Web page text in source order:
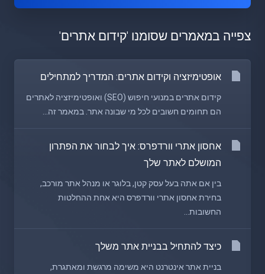
צפייה במאמרים שסומנו 'קידום אתרים'
אופטימיזציה וקידום אתרים: המדריך למתחילים
קידום אתרים במנועי חיפוש (SEO) ואופטימיזציה לאתרים
הם תחומים חשובים לכל מי שבונה אתר. במאמר זה...
אחסון אתרי וורדפרס: איך לבחור את הפתרון
המושלם לאתר שלך
בין אם אתה בעל עסק קטן, בלוגר או מנהל אתר מורכב,
בחירת אחסון אתרי וורדפרס היא אחת ההחלטות
החשובות...
כיצד להתחיל בבניית אתר משלך
בניית אתר אינטרנט היא משימה מרגשת ומאתגרת,